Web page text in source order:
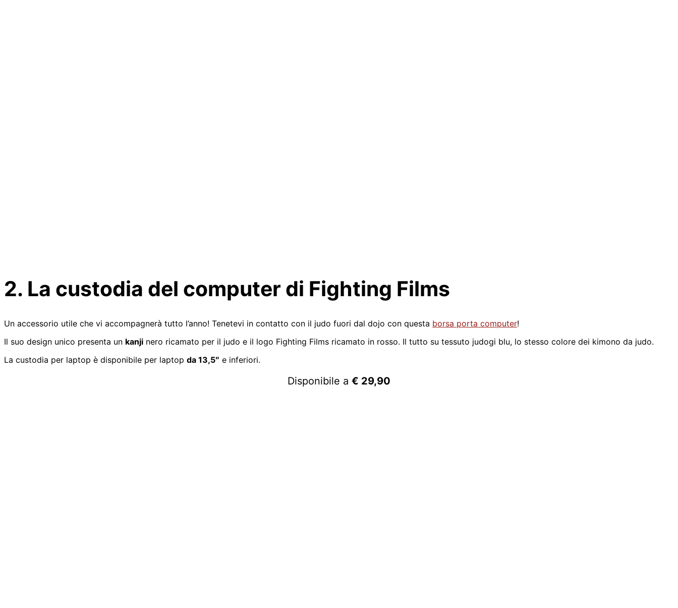
2. La custodia del computer di Fighting Films
Un accessorio utile che vi accompagnerà tutto l’anno! Tenetevi in contatto con il judo fuori dal dojo con questa borsa porta computer!
Il suo design unico presenta un kanji nero ricamato per il judo e il logo Fighting Films ricamato in rosso. Il tutto su tessuto judogi blu, lo stesso colore dei kimono da judo.
La custodia per laptop è disponibile per laptop da 13,5″ e inferiori.
Disponibile a € 29,90